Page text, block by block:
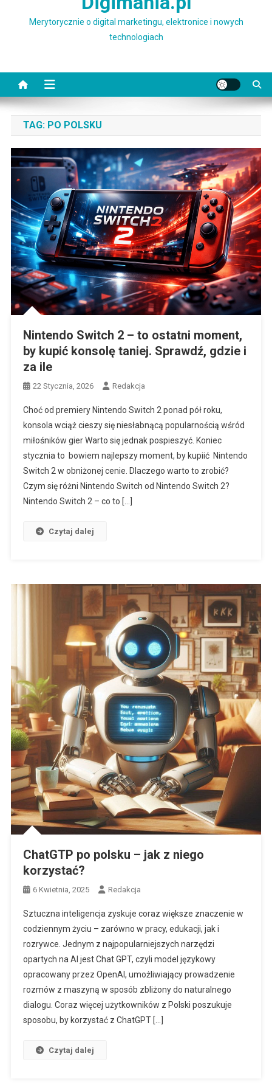
Merytorycznie o digital marketingu, elektronice i nowych
technologiach
TAG: PO POLSKU
Nintendo Switch 2 – to ostatni moment,
by kupić konsolę taniej. Sprawdź, gdzie i
za ile
22 Stycznia, 2026 Redakcja
Choć od premiery Nintendo Switch 2 ponad pół roku,
konsola wciąż cieszy się niesłabnącą popularnością wśród
miłośników gier Warto się jednak pospieszyć. Koniec
stycznia to bowiem najlepszy moment, by kupiić Nintendo
Switch 2 w obniżonej cenie. Dlaczego warto to zrobić?
Czym się różni Nintendo Switch od Nintendo Switch 2?
Nintendo Switch 2 – co to […]
Czytaj dalej
ChatGTP po polsku – jak z niego
korzystać?
6 Kwietnia, 2025 Redakcja
Sztuczna inteligencja zyskuje coraz większe znaczenie w
codziennym życiu – zarówno w pracy, edukacji, jak i
rozrywce. Jednym z najpopularniejszych narzędzi
opartych na AI jest Chat GPT, czyli model językowy
opracowany przez OpenAI, umożliwiający prowadzenie
rozmów z maszyną w sposób zbliżony do naturalnego
dialogu. Coraz więcej użytkowników z Polski poszukuje
sposobu, by korzystać z ChatGPT […]
Czytaj dalej